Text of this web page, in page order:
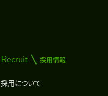
Recruit 採用情報
採用について